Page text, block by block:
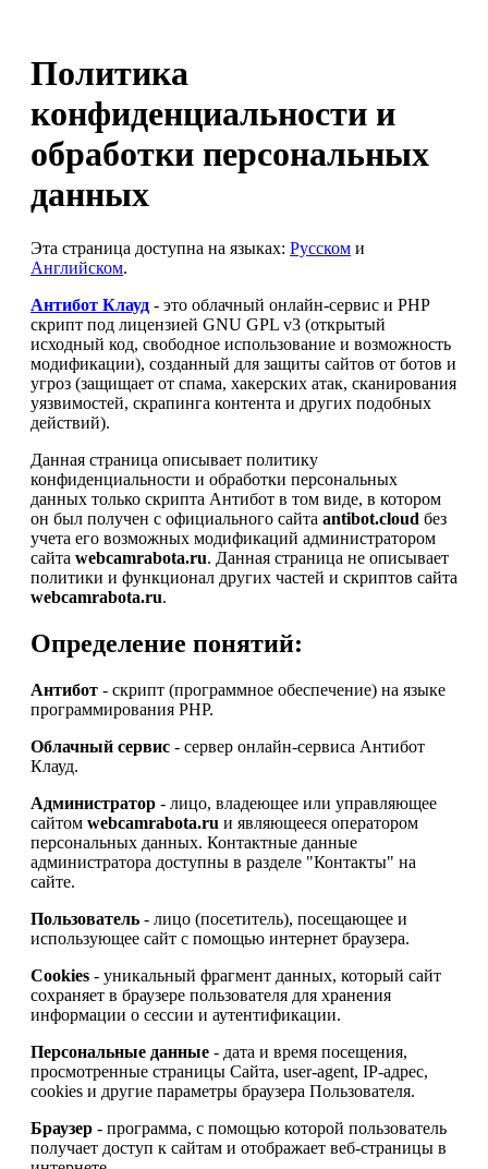
Политика
конфиденциальности и
обработки персональных
данных
Эта страница доступна на языках: Русском и
Английском.
Антибот Клауд - это облачный онлайн-сервис и PHP
скрипт под лицензией GNU GPL v3 (открытый
исходный код, свободное использование и возможность
модификации), созданный для защиты сайтов от ботов и
угроз (защищает от спама, хакерских атак, сканирования
уязвимостей, скрапинга контента и других подобных
действий).
Данная страница описывает политику
конфиденциальности и обработки персональных
данных только скрипта Антибот в том виде, в котором
он был получен с официального сайта antibot.cloud без
учета его возможных модификаций администратором
сайта webcamrabota.ru. Данная страница не описывает
политики и функционал других частей и скриптов сайта
webcamrabota.ru.
Определение понятий:
Антибот - скрипт (программное обеспечение) на языке
программирования PHP.
Облачный сервис - сервер онлайн-сервиса Антибот
Клауд.
Администратор - лицо, владеющее или управляющее
сайтом webcamrabota.ru и являющееся оператором
персональных данных. Контактные данные
администратора доступны в разделе "Контакты" на
сайте.
Пользователь - лицо (посетитель), посещающее и
использующее сайт с помощью интернет браузера.
Cookies - уникальный фрагмент данных, который сайт
сохраняет в браузере пользователя для хранения
информации о сессии и аутентификации.
Персональные данные - дата и время посещения,
просмотренные страницы Сайта, user-agent, IP-адрес,
cookies и другие параметры браузера Пользователя.
Браузер - программа, с помощью которой пользователь
получает доступ к сайтам и отображает веб-страницы в